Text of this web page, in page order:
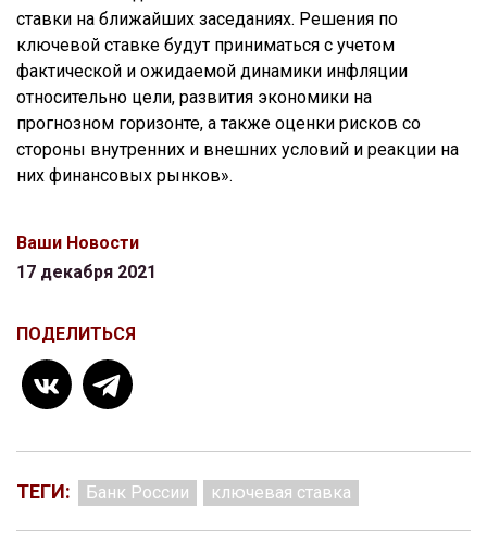
ставки на ближайших заседаниях. Решения по
ключевой ставке будут приниматься с учетом
фактической и ожидаемой динамики инфляции
относительно цели, развития экономики на
прогнозном горизонте, а также оценки рисков со
стороны внутренних и внешних условий и реакции на
них финансовых рынков».
Ваши Новости
17 декабря 2021
ПОДЕЛИТЬСЯ
ТЕГИ: Банк России ключевая ставка